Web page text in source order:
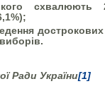
схвалюють
Ради України[1]